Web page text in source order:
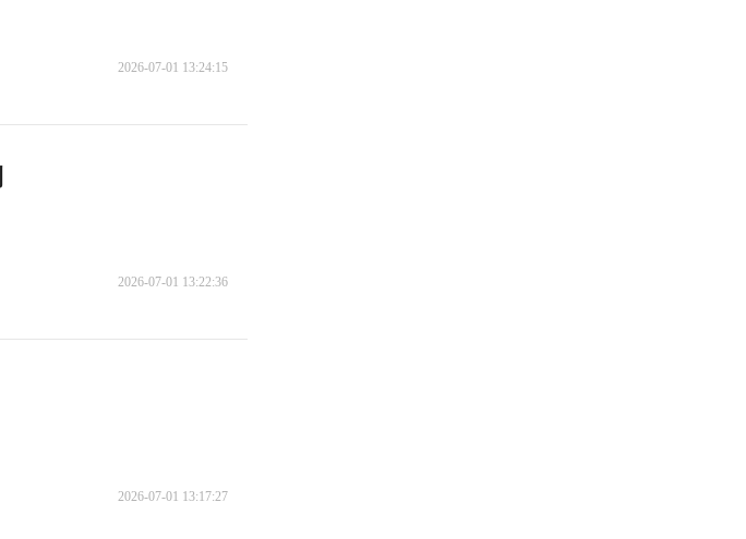
2026-07-01 13:24:15
2026-07-01 13:22:36
2026-07-01 13:17:27